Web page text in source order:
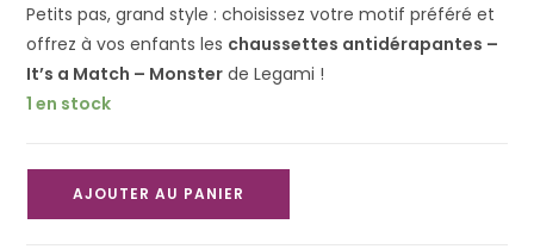
Petits pas, grand style : choisissez votre motif préféré et
offrez à vos enfants les chaussettes antidérapantes –
It’s a Match – Monster de Legami !
1 en stock
AJOUTER AU PANIER